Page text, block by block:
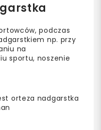
podczas
np. przy
na
sportu, noszenie
orteza nadgarstka